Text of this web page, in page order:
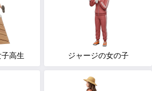
高生 ジャージの女の子